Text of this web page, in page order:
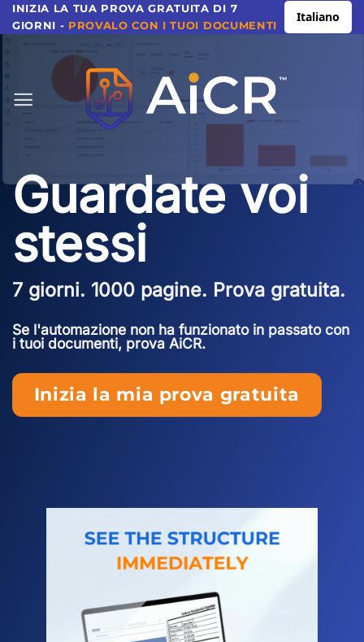
Vai
al
contenuto
INIZIA LA TUA PROVA GRATUITA DI 7
GIORNI - PROVALO CON I TUOI DOCUMENTI
Italiano
Guardate voi
stessi
7 giorni. 1000 pagine. Prova gratuita.
Se l'automazione non ha funzionato in passato con
i tuoi documenti, prova AiCR.
Inizia la mia prova gratuita